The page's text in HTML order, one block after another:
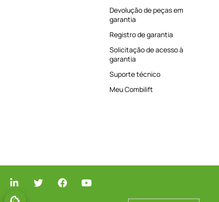
Devolução de peças em
garantia
Registro de garantia
Solicitação de acesso à
garantia
Suporte técnico
Meu Combilift